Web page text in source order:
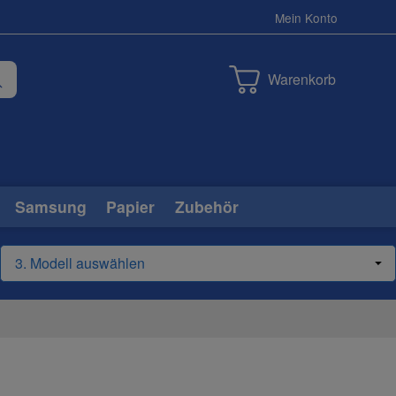
Mein Konto
Warenkorb
Samsung Papier Zubehör